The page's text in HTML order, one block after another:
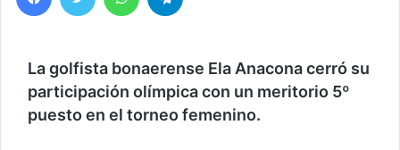
La golfista bonaerense Ela Anacona cerró su
participación olímpica con un meritorio 5º
puesto en el torneo femenino.